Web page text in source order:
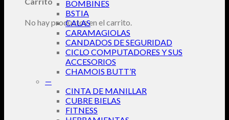
No hay productos en el carrito.
BOMBINES
BSTIA
CALAS
CARAMAGIOLAS
CANDADOS DE SEGURIDAD
CICLO COMPUTADORES Y SUS
ACCESORIOS
CHAMOIS BUTT’R
—
CINTA DE MANILLAR
CUBRE BIELAS
FITNESS